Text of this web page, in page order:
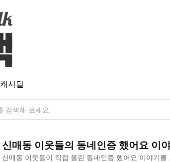
캐시딜
신매동 이웃들의 동네인증 했어요 이
신매동 이웃들이 직접 올린 동네인증 했어요 이야기를